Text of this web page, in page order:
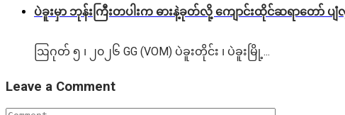
ပဲခူးမှာ ဘုန်းကြီးတပါးက ဓားနဲ့ခုတ်လို့ ကျောင်းထိုင်ဆရာတော် ပ
ဩဂုတ် ၅ ၊ ၂၀၂၆ GG (VOM) ပဲခူးတိုင်း ၊ ပဲခူးမြို့...
Leave a Comment